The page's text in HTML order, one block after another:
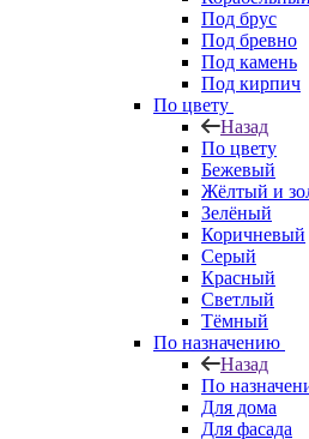
Под брус
Под бревно
Под камень
Под кирпич
По цвету
Назад
По цвету
Бежевый
Жёлтый и
Зелёный
Коричневый
Серый
Красный
Светлый
Тёмный
По назначению
Назад
По
Для дома
Для фасада